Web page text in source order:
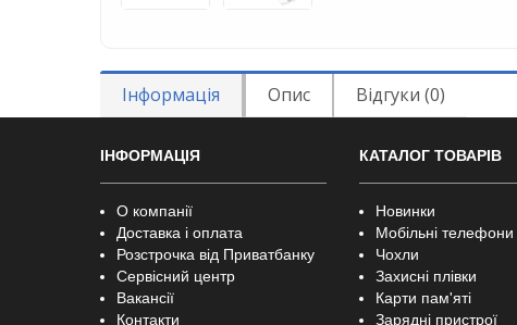
Інформація Опис Відгуки (0)
ІНФОРМАЦІЯ
О компанії
Доставка і оплата
Розстрочка від Приватбанку
Сервісний центр
Вакансії
Контакти
КАТАЛОГ ТОВАРІВ
Новинки
Мобільні телефони
Чохли
Захисні плівки
Карти пам'яті
Зарядні пристрої